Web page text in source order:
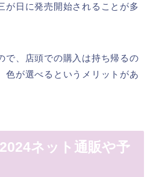
が日に発売開始されることが多
で、店頭での購入は持ち帰るの
色が選べるというメリットがあ
ネット通販や予